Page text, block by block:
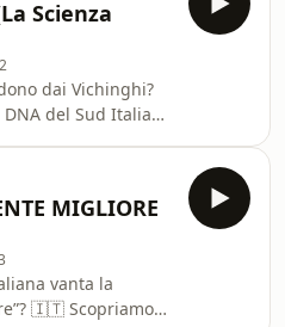
Scienza
dai Vichinghi?
del Sud Italia
la
meridionale. Ma
quell&#39;eredità
ti sorprenderà.
il tuo Made in
e
MIGLIORE
vanta la
🇮🇹 Scopriamo